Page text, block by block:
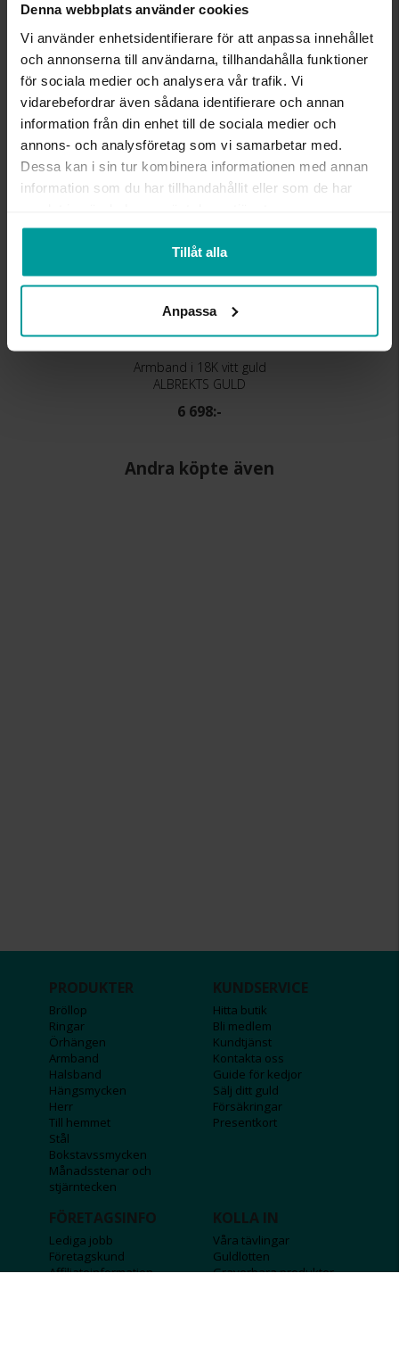
Denna webbplats använder cookies
Vi använder enhetsidentifierare för att anpassa innehållet
och annonserna till användarna, tillhandahålla funktioner
för sociala medier och analysera vår trafik. Vi
vidarebefordrar även sådana identifierare och annan
information från din enhet till de sociala medier och
annons- och analysföretag som vi samarbetar med.
Dessa kan i sin tur kombinera informationen med annan
information som du har tillhandahållit eller som de har
Tillåt alla
Anpassa
MATERIAL
Guld
ÄDELMETALL
18K Gold
VIKT CA (GRAM)
1,85
Liknande produkter
Armband i 18K vitt guld
ALBREKTS GULD
6 698:-
Andra köpte även
PRODUKTER
Bröllop
Ringar
Örhängen
Armband
Halsband
Hängsmycken
Herr
Till hemmet
Stål
Bokstavssmycken
Månadsstenar och
stjärntecken
KUNDSERVICE
Hitta butik
Bli medlem
Kundtjänst
Kontakta oss
Guide för kedjor
Sälj ditt guld
Försäkringar
Presentkort
FÖRETAGSINFO
Lediga jobb
Företagskund
Affiliateinformation
KOLLA IN
Våra tävlingar
Guldlotten
Graverbara produkter